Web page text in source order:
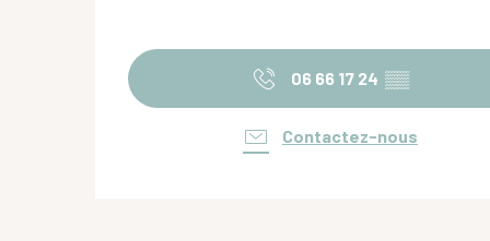
06 66 17 24 ▒▒
Contactez-nous